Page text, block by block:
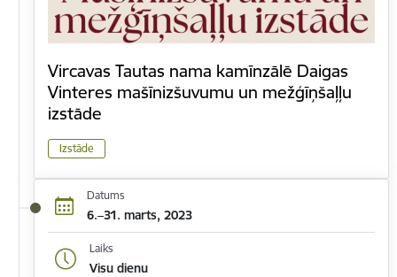
Vircavas Tautas nama kamīnzālē Daigas
Vinteres mašīnizšuvumu un mežģīņšaļļu
izstāde
Izstāde
Datums
6.–31. marts, 2023
Laiks
Visu dienu